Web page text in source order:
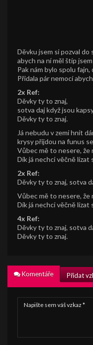
Děvku jsem si pozval do
abych na ní měl štíp
Pak nám bylo spolu fajn,
Přidala pár nemocí
2x Ref:
Děvky ty to znaj,
sotva daj když jsou
Děvky ty to znaj.
Já nebudu v zemi hnít
krysy přijdou na funus
Vůbec mě to nesere, že
Dík já nechci věčně lízat
2x Ref:
Děvky ty to znaj, sotva
Vůbec mě to nesere, že
Dík já nechci věčně lízat
4x Ref:
Děvky ty to znaj, sotva
Děvky ty to znaj.
Komentáře Přidat